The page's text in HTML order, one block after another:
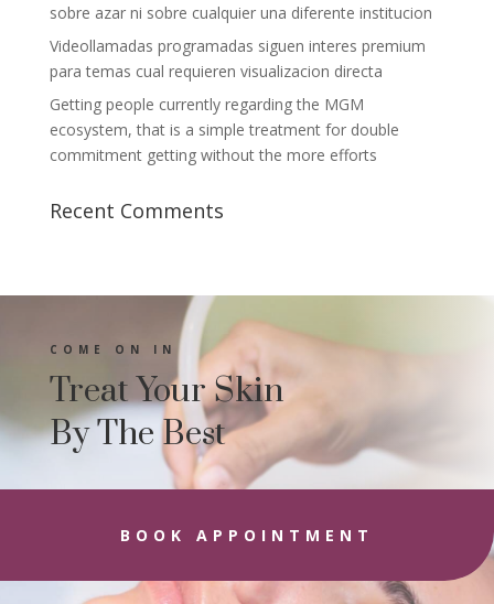
sobre azar ni sobre cualquier una diferente institucion
Videollamadas programadas siguen interes premium
para temas cual requieren visualizacion directa
Getting people currently regarding the MGM
ecosystem, that is a simple treatment for double
commitment getting without the more efforts
Recent Comments
COME ON IN
Treat Your Skin
By The Best
BOOK APPOINTMENT